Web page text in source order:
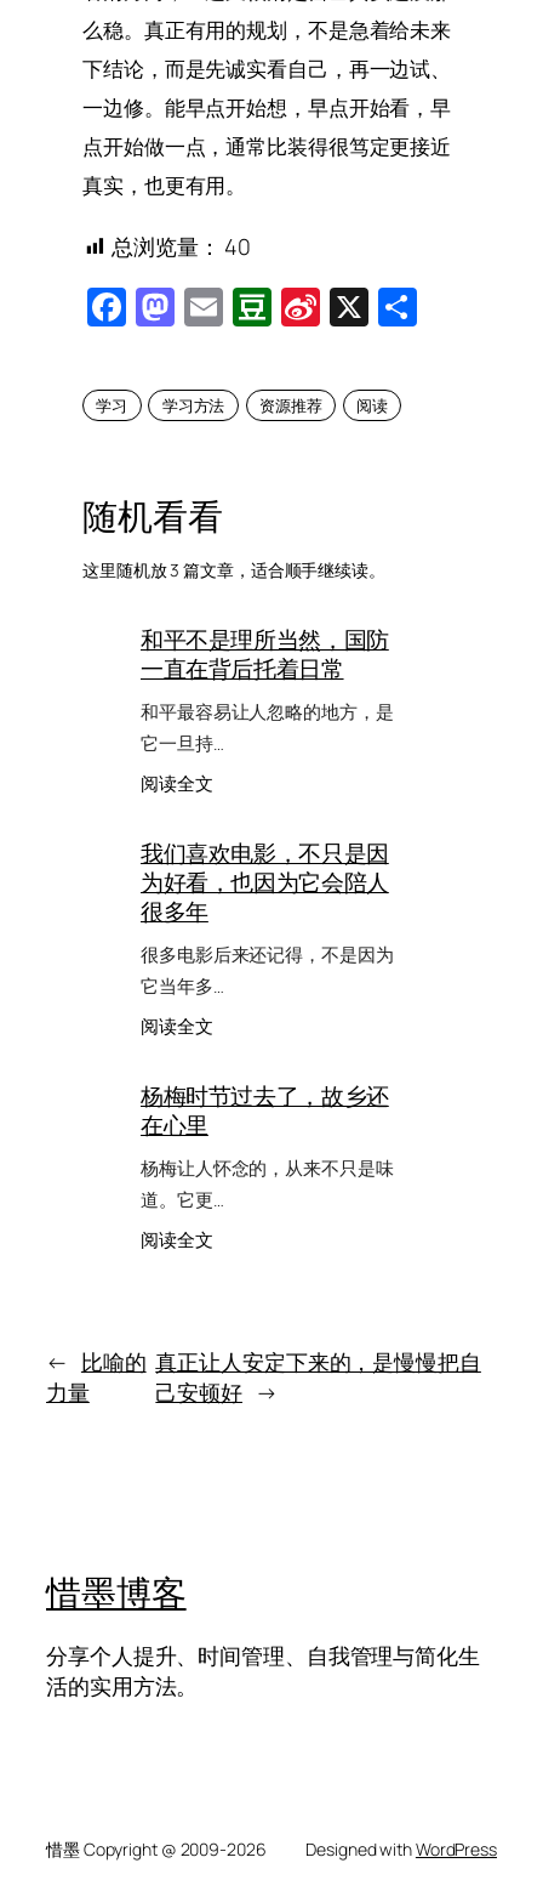
么稳。真正有用的规划，不是急着给未来
下结论，而是先诚实看自己，再一边试、
一边修。能早点开始想，早点开始看，早
点开始做一点，通常比装得很笃定更接近
真实，也更有用。
总浏览量： 40
Facebook
Mastodon
EmailDouban
Sina
X
学习 学习方法 资源推荐 阅读
随机看看
这里随机放 3 篇文章，适合顺手继续读。
和平不是理所当然，国防
一直在背后托着日常
和平最容易让人忽略的地方，是
它一旦持…
阅读全文：
不
理
当
国
防
在
托
着
常
我们喜欢电影，不只是因
为好看，也因为它会陪人
很多年
很多电影后来还记得，不是因为
它当年多…
阅读全文：
喜
影，
不
是
也
因
为
杨梅时节过去了，故乡还
在心里
杨梅让人怀念的，从来不只是味
道。它更…
阅读全文：
过
去
了，
← 比喻的
力量
真正让人安定下来的，是慢慢把自
己安顿好 →
惜墨博客
分享个人提升、时间管理、自我管理与简化生
活的实用方法。
惜墨 Copyright @ 2009-2026 Designed withWordPress